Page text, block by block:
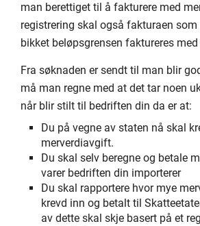
man berettiget til å fakturere med
registrering skal også fakturaen
bikket beløpsgrensen faktureres
Fra søknaden er sendt til man blir
må man regne med at det tar noen
når blir stilt til bedriften din da er at:
Du på vegne av staten nå skal
merverdiavgift.
Du skal selv beregne og betale
varer bedriften din importerer
Du skal rapportere hvor mye
krevd inn og betalt til
av dette skal skje basert på et